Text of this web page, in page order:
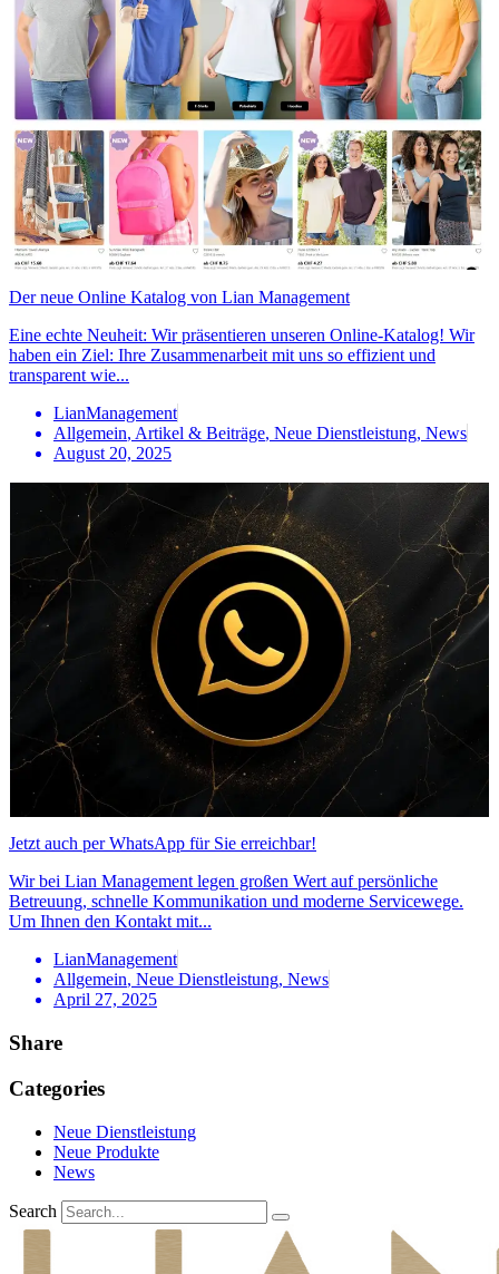
Der neue Online Katalog von Lian Management
Eine echte Neuheit: Wir präsentieren unseren Online-Katalog! Wir
haben ein Ziel: Ihre Zusammenarbeit mit uns so effizient und
transparent wie...
LianManagement
Allgemein, Artikel & Beiträge, Neue Dienstleistung, News
August 20, 2025
Jetzt auch per WhatsApp für Sie erreichbar!
Wir bei Lian Management legen großen Wert auf persönliche
Betreuung, schnelle Kommunikation und moderne Servicewege.
Um Ihnen den Kontakt mit...
LianManagement
Allgemein, Neue Dienstleistung, News
April 27, 2025
Share
Categories
Neue Dienstleistung
Neue Produkte
News
Search